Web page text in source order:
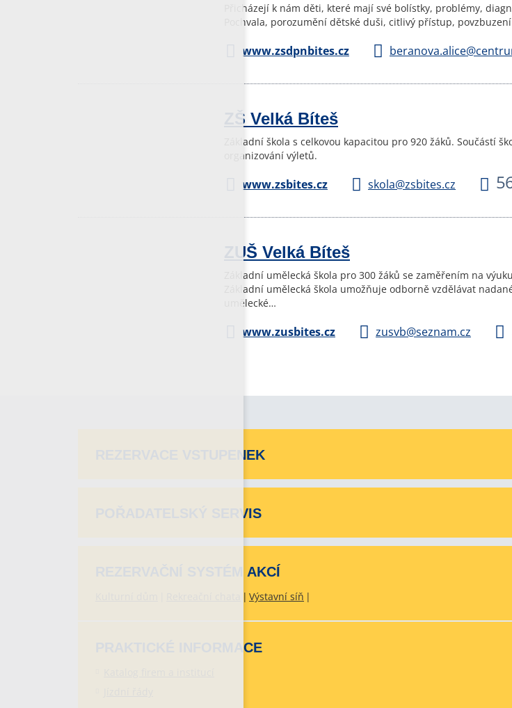
Přicházejí k nám děti, které mají své bolístky, problémy,
Pochvala, porozumění dětské duši, citlivý přístup,
www.zsdpnbites.cz
ZŠ Velká Bíteš
Základní škola s celkovou kapacitou pro 920 žáků. Součástí
organizování výletů.
www.zsbites.cz skola@zsbites.cz
ZUŠ Velká Bíteš
Základní umělecká škola pro 300 žáků se zaměřením na
Základní umělecká škola umožňuje odborně vzdělávat
umělecké…
www.zusbites.cz zusvb@seznam.cz
REZERVACE VSTUPENEK
POŘADATELSKÝ SERVIS
REZERVAČNÍ SYSTÉM AKCÍ
Výstavní síň
PRAKTICKÉ INFORMACE